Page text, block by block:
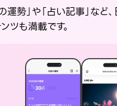
運勢」や「占い記事」など
ツも満載です。